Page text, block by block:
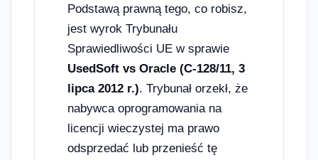
Podstawą prawną tego, co robisz,
jest wyrok Trybunału
Sprawiedliwości UE w sprawie
UsedSoft vs Oracle (C-128/11, 3
lipca 2012 r.). Trybunał orzekł, że
nabywca oprogramowania na
licencji wieczystej ma prawo
odsprzedać lub przenieść tę